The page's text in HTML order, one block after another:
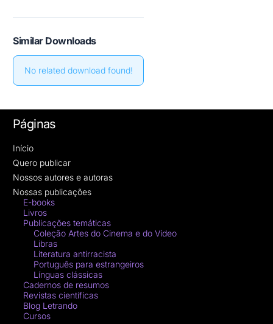
Similar Downloads
No related download found!
Páginas
Início
Quero publicar
Nossos autores e autoras
Nossas publicações
E-books
Livros
Publicações temáticas
Coleção Artes do Cinema e do Vídeo
Libras
Literatura antirracista
Português para estrangeiros
Línguas clássicas
Cadernos de resumos
Revistas científicas
Blog Letrando
Cursos